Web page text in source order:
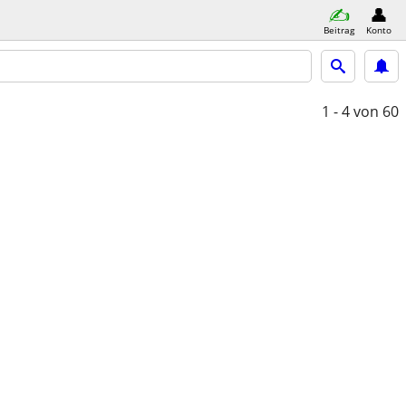
Beitrag Konto
1 - 4von 60